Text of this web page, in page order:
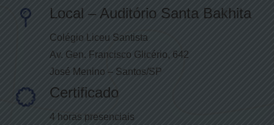
Local – Auditório Santa Bakhita
Colégio Liceu Santista
Av. Gen. Francisco Glicério, 642
José Menino – Santos/SP
Certificado
4 horas presenciais